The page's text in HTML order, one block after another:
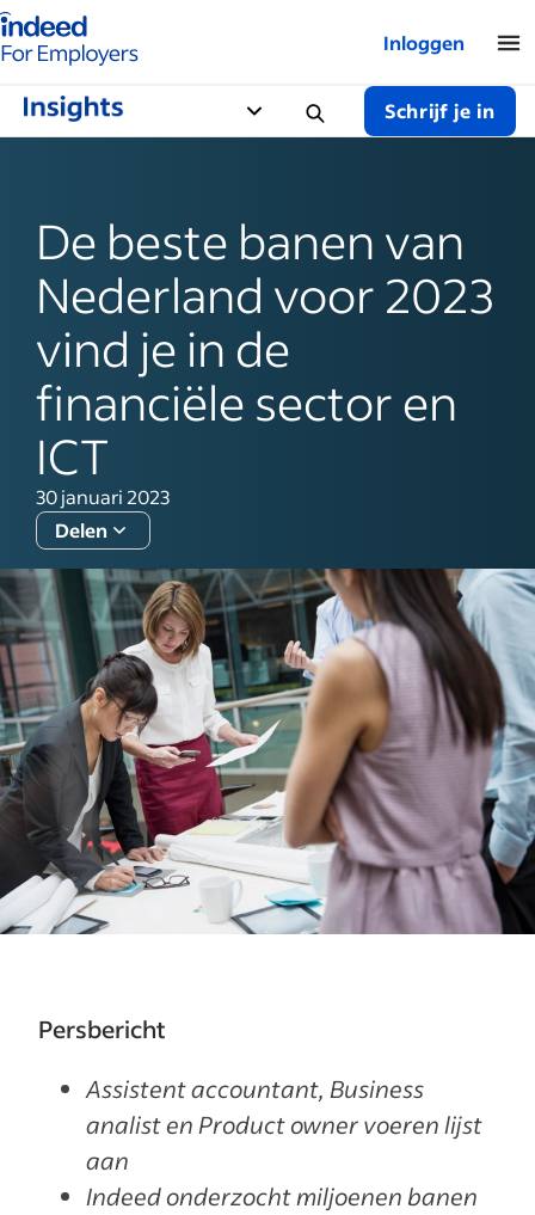
van Indeed - Voor werkgevers
Inloggen
Schrijf je in
De beste banen van
Nederland voor 2023
vind je in de
financiële sector en
ICT
30 januari 2023
Delen
Persbericht
Assistent accountant, Business
analist en Product owner voeren lijst
aan
Indeed onderzocht miljoenen banen